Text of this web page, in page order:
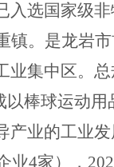
入选国家级
镇。是龙岩
业集中区。
棒球运动
产业的工业
业4家），